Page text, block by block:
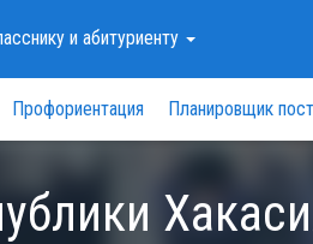
и абитуриенту
Профориентация Планировщик